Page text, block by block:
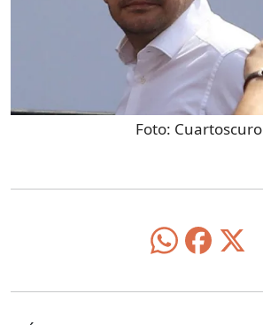
Foto: Cuartoscuro